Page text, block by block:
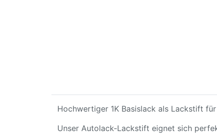
Hochwertiger 1K Basislack als Lackstift für
Unser Autolack-Lackstift eignet sich